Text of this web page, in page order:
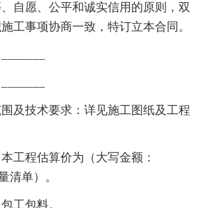
自愿、公平和诚实信用的原则，双
工事项协商一致，特订立本合同。
及技术要求：详见施工图纸及工程
工程估算价为（大写金额：
清单）。
工包料。